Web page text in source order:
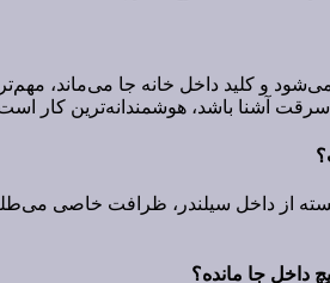
و کلید داخل خانه جا می‌ماند،
آشنا باشد، هوشمندانه‌ترین کار
از داخل سیلندر، ظرافت خاصی
داخل جا مانده؟